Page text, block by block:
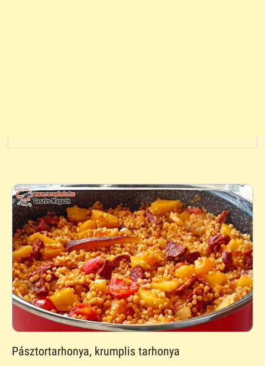
Pásztortarhonya, krumplis tarhonya